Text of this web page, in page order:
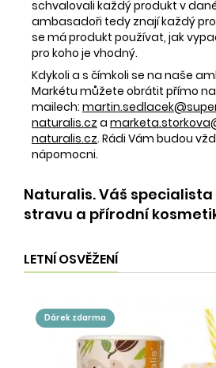
schvalovali každý produkt v
ambasadoři tedy znají každý
se má produkt používat, jak
pro koho je vhodný.
Kdykoli a s čímkoli se na naše
Markétu můžete obrátit přímo
mailech:
naturalis.cz a
naturalis.cz. Rádi Vám budou
nápomocni.
Naturalis. Váš
stravu a přírodní
LETNÍ OSVĚŽENÍ
dárek zdarma